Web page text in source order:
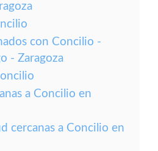
con Concilio -
- Zaragoza
a Concilio en
cercanas a Concilio en